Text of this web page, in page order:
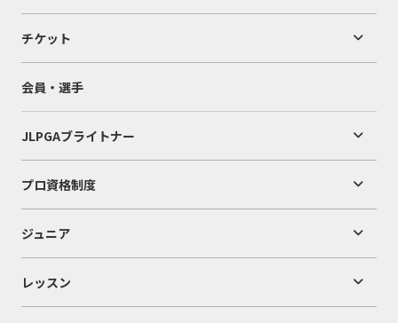
チケット
会員・選手
JLPGAブライトナー
プロ資格制度
ジュニア
レッスン